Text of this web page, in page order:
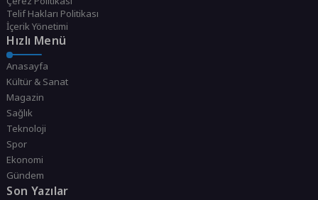
Telif Hakları Politikası
İçerik Yönetimi
Hızlı Menü
Anasayfa
Kültür & Sanat
Magazin
Sağlık
Teknoloji
Spor
Ekonomi
Gündem
Son Yazılar